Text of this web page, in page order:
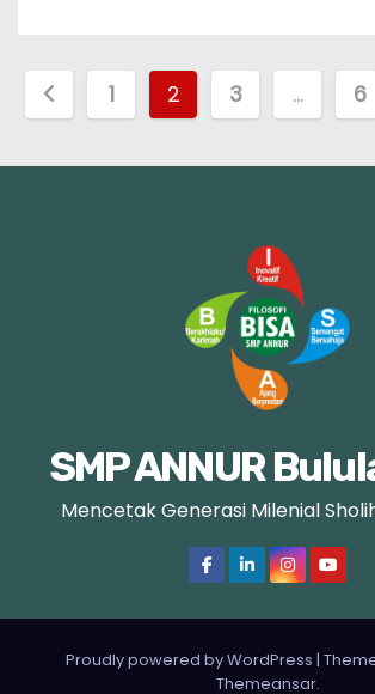
1 2 3 … 6
SMP ANNUR
Mencetak Generasi Milenial
Proudly powered by WordPress |
Themeansar.